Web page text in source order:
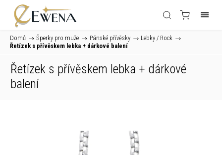
Domů / Šperky pro muže / Pánské přívěsky / Lebky / Rock /
Řetízek s přívěskem lebka + dárkové balení
Řetízek s přívěskem lebka + dárkové
balení